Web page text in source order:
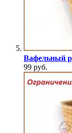
Вафельный
99 руб.